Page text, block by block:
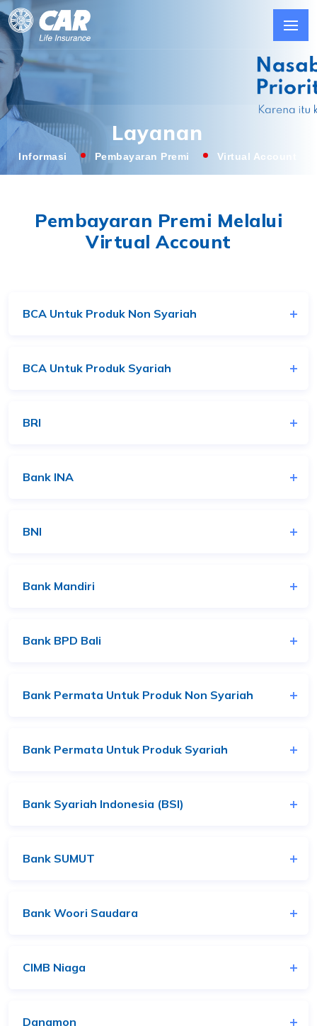
Layanan
Informasi Pembayaran Premi Virtual Account
Pembayaran Premi Melalui
Virtual Account
BCA Untuk Produk Non Syariah
BCA Untuk Produk Syariah
BRI
Bank INA
BNI
Bank Mandiri
Bank BPD Bali
Bank Permata Untuk Produk Non Syariah
Bank Permata Untuk Produk Syariah
Bank Syariah Indonesia (BSI)
Bank SUMUT
Bank Woori Saudara
CIMB Niaga
Danamon